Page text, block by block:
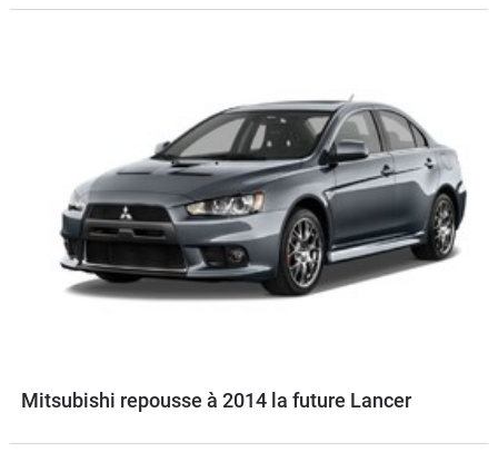
Mitsubishi repousse à 2014 la future Lancer